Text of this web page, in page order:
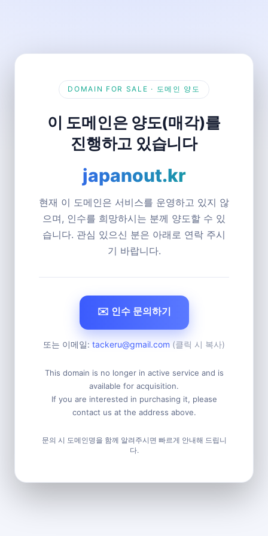
DOMAIN FOR SALE · 도메인 양도
이 도메인은 양도(매각)를
진행하고 있습니다
japanout.kr
현재 이 도메인은 서비스를 운영하고 있지 않
으며, 인수를 희망하시는 분께 양도할 수 있
습니다. 관심 있으신 분은 아래로 연락 주시
기 바랍니다.
✉️ 인수 문의하기
또는 이메일: tackeru@gmail.com (클릭 시 복사)
This domain is no longer in active service and is
available for acquisition.
If you are interested in purchasing it, please
contact us at the address above.
문의 시 도메인명을 함께 알려주시면 빠르게 안내해 드립니
다.